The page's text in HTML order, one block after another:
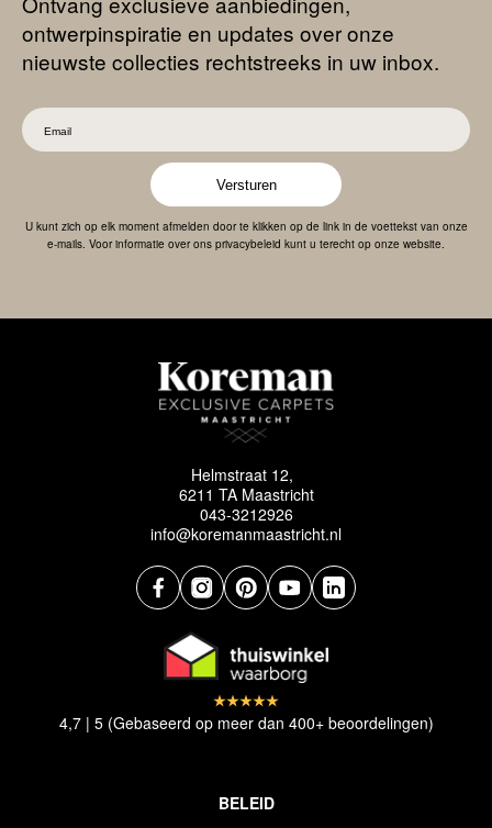
ontwerpinspiratie en updates over onze
nieuwste collecties rechtstreeks in uw inbox.
Versturen
U kunt zich op elk moment afmelden door te klikken op de link in de voettekst van onze
e-mails. Voor informatie over ons privacybeleid kunt u terecht op onze website.
Helmstraat 12,
6211 TA Maastricht
043-3212926
info@koremanmaastricht.nl
BELEID
4,7 | 5 (Gebaseerd op meer dan 400+ beoordelingen)